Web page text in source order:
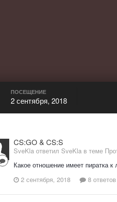
ПОСЕЩЕНИЕ
2 сентября, 2018
CS:GO & CS:S
SveKla ответил SveKla в теме
Какое отношение имеет пиратка
2 сентября, 2018
8 ответов